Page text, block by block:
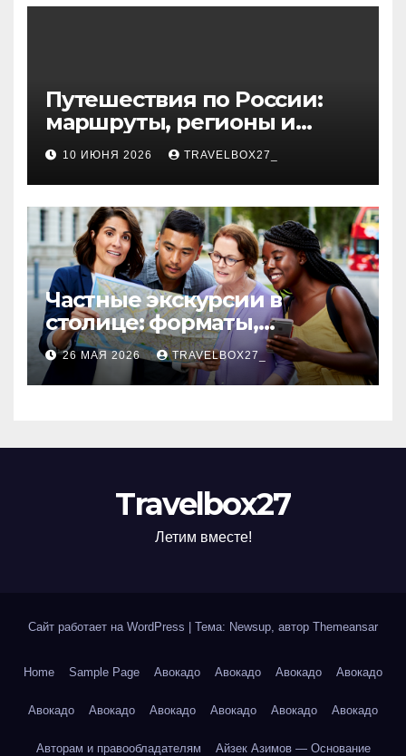
волокна
Путешествия по России:
маршруты, регионы и
особенности поездок
10 ИЮНЯ 2026 TRAVELBOX27_
Частные экскурсии в
столице: форматы,
маршруты и особенности
организации
26 МАЯ 2026 TRAVELBOX27_
Travelbox27
Летим вместе!
Сайт работает на WordPress Тема: Newsup, автор Themeansar
Home Sample Page Авокадо Авокадо Авокадо Авокадо
Авокадо Авокадо Авокадо Авокадо Авокадо Авокадо
Авторам и правообладателям Айзек Азимов — Основание